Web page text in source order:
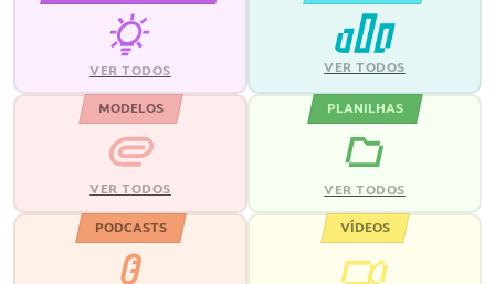
VER TODOS VER TODOS
MODELOS
VER TODOS
PLANILHAS
VER TODOS
PODCASTS VÍDEOS